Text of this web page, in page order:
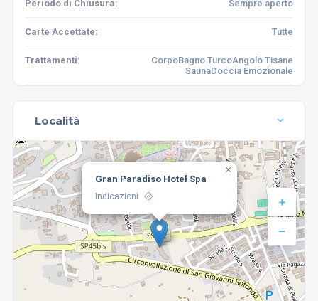
Periodo di Chiusura: Sempre aperto
Carte Accettate: Tutte
Trattamenti: Angolo Tisane
Bagno Turco
Corpo
Doccia Emozionale
Sauna
Località
Gran Paradiso Hotel Spa
Indicazioni
×